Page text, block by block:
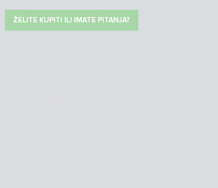
ŽELITE KUPITI ILI IMATE PITANJA?